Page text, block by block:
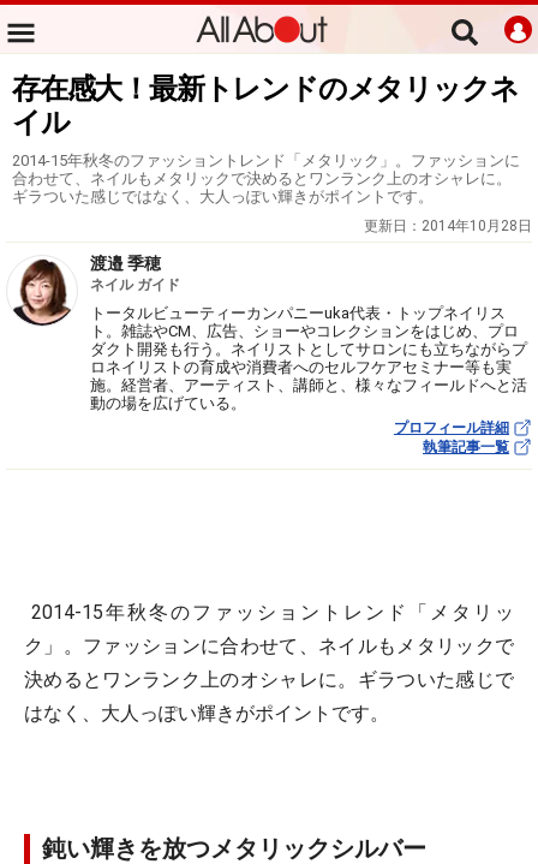
存在感大！最新トレンドのメタリックネ
イル
2014-15年秋冬のファッショントレンド「メタリック」。ファッションに
合わせて、ネイルもメタリックで決めるとワンランク上のオシャレに。
ギラついた感じではなく、大人っぽい輝きがポイントです。
更新日： 2014年10月28日
渡邉 季穂
ネイル ガイド
トータルビューティーカンパニーuka代表・トップネイリス
ト。雑誌やCM、広告、ショーやコレクションをはじめ、プロ
ダクト開発も行う。ネイリストとしてサロンにも立ちながらプ
ロネイリストの育成や消費者へのセルフケアセミナー等も実
施。経営者、アーティスト、講師と、様々なフィールドへと活
動の場を広げている。
プロフィール詳細
執筆記事一覧
2014-15年秋冬のファッショントレンド「メタリッ
ク」。ファッションに合わせて、ネイルもメタリックで
決めるとワンランク上のオシャレに。ギラついた感じで
はなく、大人っぽい輝きがポイントです。
鈍い輝きを放つメタリックシルバー